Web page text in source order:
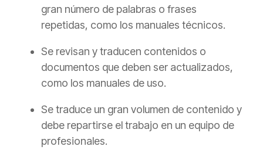
gran número de palabras o frases
repetidas, como los manuales técnicos.
Se revisan y traducen contenidos o
documentos que deben ser actualizados,
como los manuales de uso.
Se traduce un gran volumen de contenido y
debe repartirse el trabajo en un equipo de
profesionales.